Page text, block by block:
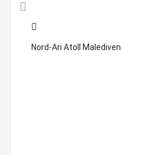
Nord-Ari Atoll Malediven